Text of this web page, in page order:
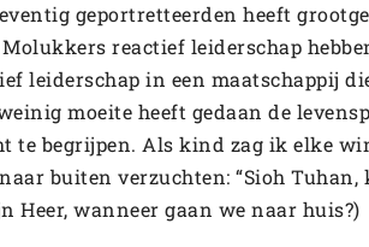
geportretteerden heeft
reactief leiderschap
leiderschap in een maatschappij
moeite heeft gedaan de
te begrijpen. Als kind zag ik elke
buiten verzuchten: “Sioh Tuhan,
Heer, wanneer gaan we naar huis?)